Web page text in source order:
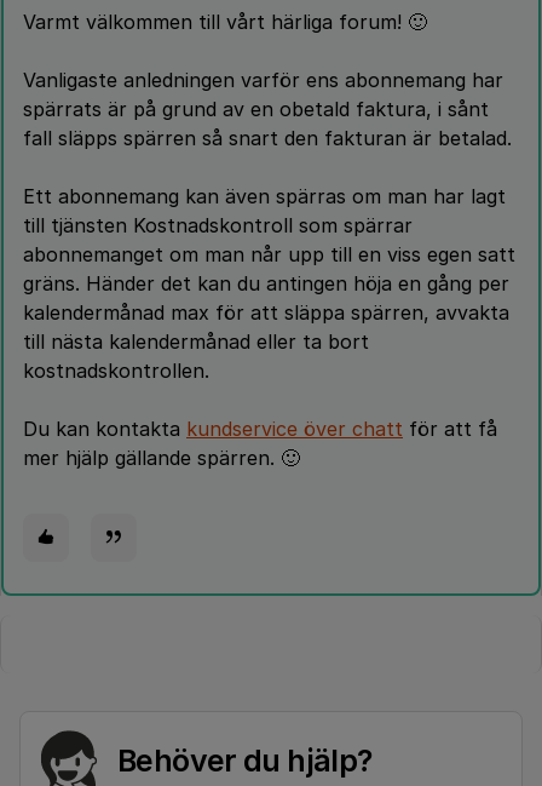
Varmt välkommen till vårt härliga forum! 🙂
Vanligaste anledningen varför ens abonnemang har
spärrats är på grund av en obetald faktura, i sånt
fall släpps spärren så snart den fakturan är betalad.
Ett abonnemang kan även spärras om man har lagt
till tjänsten Kostnadskontroll som spärrar
abonnemanget om man når upp till en viss egen satt
gräns. Händer det kan du antingen höja en gång per
kalendermånad max för att släppa spärren, avvakta
till nästa kalendermånad eller ta bort
kostnadskontrollen.
Du kan kontakta kundservice över chatt för att få
mer hjälp gällande spärren. 🙂
Behöver du hjälp?